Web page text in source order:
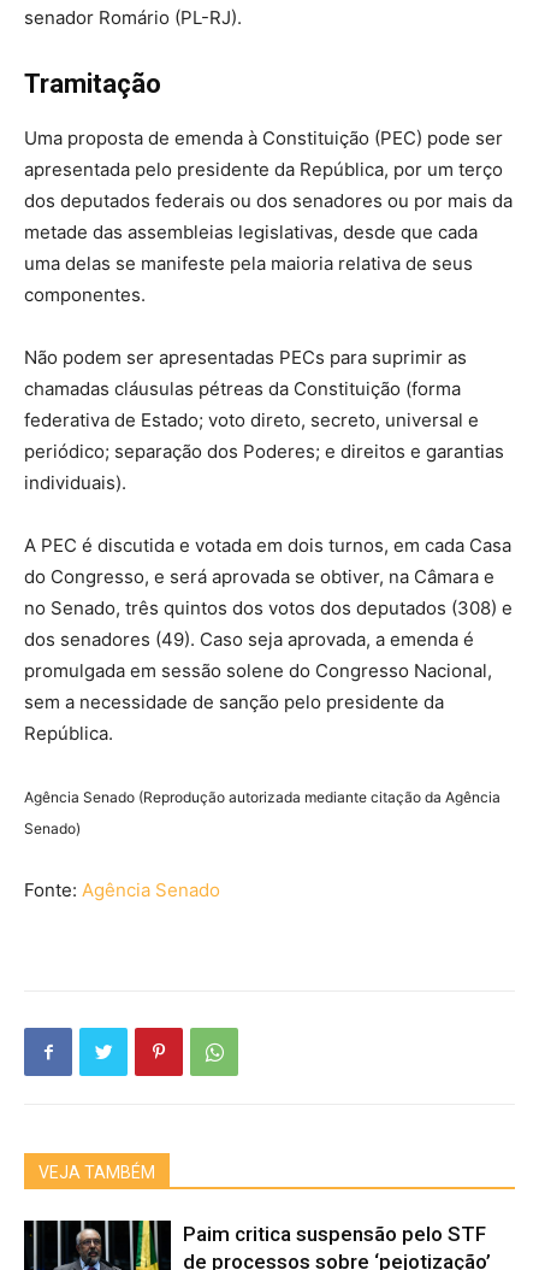
senador Romário (PL-RJ).
Tramitação
Uma proposta de emenda à Constituição (PEC) pode ser
apresentada pelo presidente da República, por um terço
dos deputados federais ou dos senadores ou por mais da
metade das assembleias legislativas, desde que cada
uma delas se manifeste pela maioria relativa de seus
componentes.
Não podem ser apresentadas PECs para suprimir as
chamadas cláusulas pétreas da Constituição (forma
federativa de Estado; voto direto, secreto, universal e
periódico; separação dos Poderes; e direitos e garantias
individuais).
A PEC é discutida e votada em dois turnos, em cada Casa
do Congresso, e será aprovada se obtiver, na Câmara e
no Senado, três quintos dos votos dos deputados (308) e
dos senadores (49). Caso seja aprovada, a emenda é
promulgada em sessão solene do Congresso Nacional,
sem a necessidade de sanção pelo presidente da
República.
Agência Senado (Reprodução autorizada mediante citação da Agência
Senado)
Fonte: Agência Senado
VEJA TAMBÉM
Paim critica suspensão pelo STF
de processos sobre ‘pejotização’